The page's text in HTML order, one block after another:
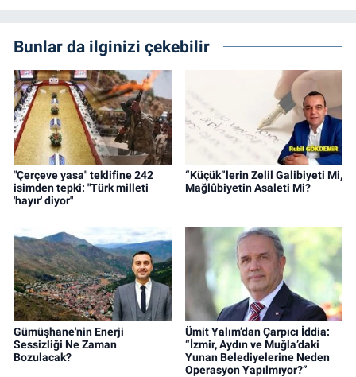
Bunlar da ilginizi çekebilir
"Çerçeve yasa" teklifine 242
isimden tepki: "Türk milleti
'hayır' diyor"
“Küçük”lerin Zelil Galibiyeti Mi,
Mağlûbiyetin Asaleti Mi?
Gümüşhane'nin Enerji
Sessizliği Ne Zaman
Bozulacak?
Ümit Yalım’dan Çarpıcı İddia:
“İzmir, Aydın ve Muğla’daki
Yunan Belediyelerine Neden
Operasyon Yapılmıyor?”